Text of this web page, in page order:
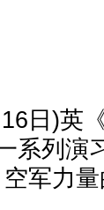
)英《
系列演
军力量